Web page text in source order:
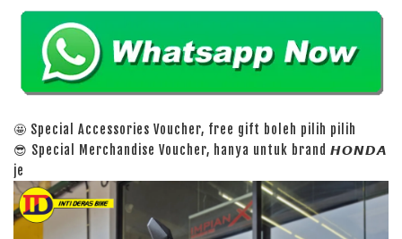
🤩 Special Accessories Voucher, free gift boleh pilih pilih
😎 Special Merchandise Voucher, hanya untuk brand 𝙃𝙊𝙉𝘿𝘼
je